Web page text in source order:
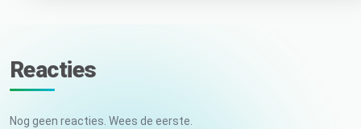
Reacties
Nog geen reacties. Wees de eerste.